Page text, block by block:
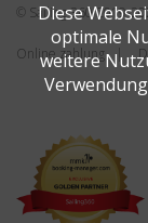
© Sailing 360 2019-
Online zahlung
Diese
optimale
weitere